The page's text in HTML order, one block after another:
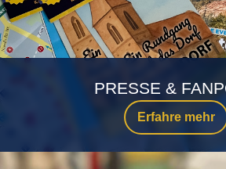
Erfahre mehr
PRESSE &